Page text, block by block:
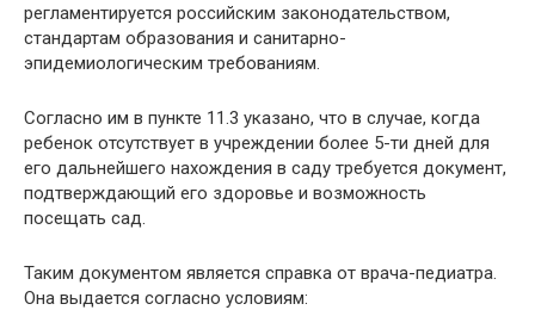
регламентируется российским законодательством,
стандартам образования и санитарно-
эпидемиологическим требованиям.
Согласно им в пункте 11.3 указано, что в случае, когда
ребенок отсутствует в учреждении более 5-ти дней для
его дальнейшего нахождения в саду требуется документ,
подтверждающий его здоровье и возможность
посещать сад.
Таким документом является справка от врача-педиатра.
Она выдается согласно условиям: